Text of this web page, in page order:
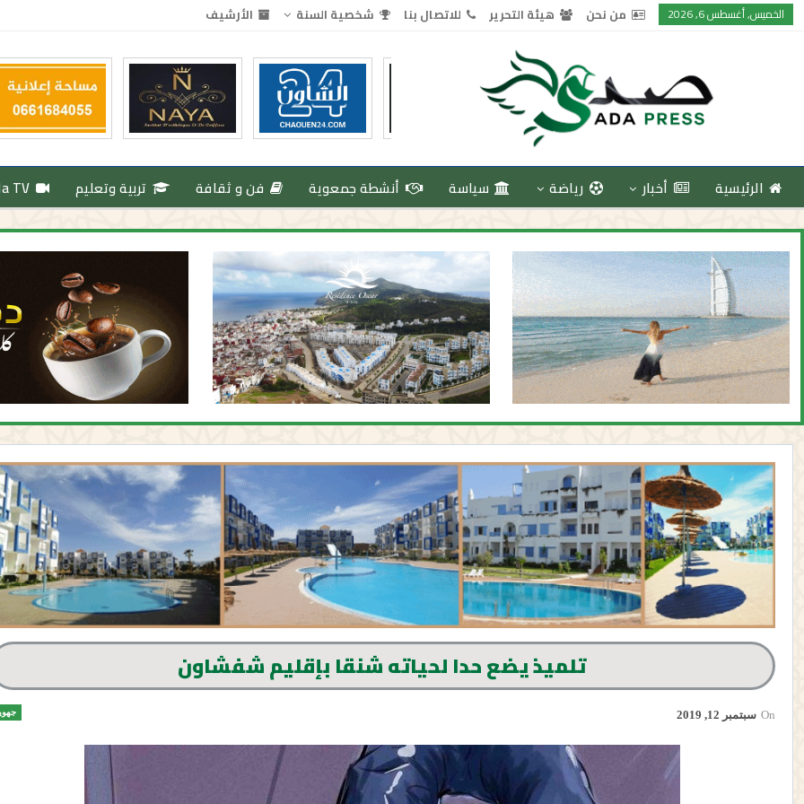
الخميس, أغسطس 6, 2026 من نحن هيئة التحرير للاتصال بنا شخصية السنة الأرشيف
الرئيسية أخبار رياضة سياسة أنشطة جمعوية فن و ثقافة تربية وتعليم TV
تلميذ يضع حدا لحياته شنقا بإقليم شفشاون
On سبتمبر 12, 2019